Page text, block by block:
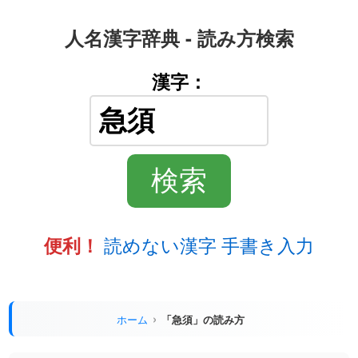
人名漢字辞典 - 読み方検索
漢字：
便利！ 読めない漢字 手書き入力
ホーム 「急須」の読み方